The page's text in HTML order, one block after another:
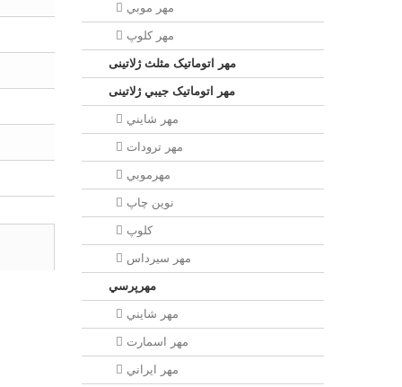
مهر موبي
مهر كلوپ
مهر اتوماتیک مثلث ژلاتینی
مهر اتوماتیک جيبي ژلاتینی
مهر شايني
مهر ترودات
مهرموبي
نوين چاپ
کلوپ
مهر سيرداس
مهرپرسي
مهر شايني
مهر اسمارت
مهر ايراني